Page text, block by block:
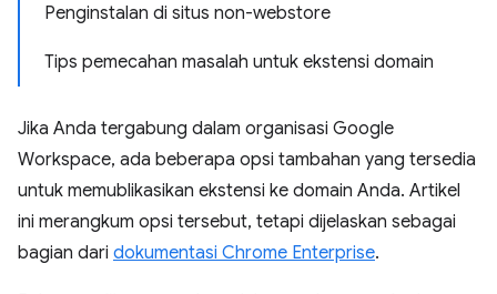
Penginstalan di situs non-webstore
Tips pemecahan masalah untuk ekstensi domain
Jika Anda tergabung dalam organisasi Google
Workspace, ada beberapa opsi tambahan yang tersedia
untuk memublikasikan ekstensi ke domain Anda. Artikel
ini merangkum opsi tersebut, tetapi dijelaskan sebagai
bagian dari dokumentasi Chrome Enterprise.